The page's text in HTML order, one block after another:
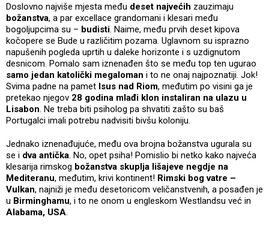
Doslovno najviše mjesta među deset najvećih zauzimaju
božanstva, a par excellace grandomani i klesari među
bogoljupcima su – budisti. Naime, među prvih deset kipova
kočopere se Bude u različitim pozama. Uglavnom su isprazno
napušenih pogleda uprtih u daleke horizonte i s uzdignutom
desnicom. Pomalo sam iznenađen što se među top ten ugurao
samo jedan katolički megaloman i to ne onaj najpoznatiji. Jok!
Svima padne na pamet Isus nad Riom, međutim po visini ga je
pretekao njegov 28 godina mlađi klon instaliran na ulazu u
Lisabon. Ne treba biti psiholog pa shvatiti zašto su baš
Portugalci imali potrebu nadvisiti bivšu koloniju.
Jednako iznenađujuće, među ova brojna božanstva ugurala su
se i dva antička. No, opet psiha! Pomislio bi netko kako najveća
klesarija rimskog božanstva skuplja lišajeve negdje na
Mediteranu, međutim, krivi kontinent! Rimski bog vatre –
Vulkan, najniži je među desetoricom veličanstvenih, a posađen je
u Birminghamu, i to ne onom u engleskom Westlandsu već in
Alabama, USA.